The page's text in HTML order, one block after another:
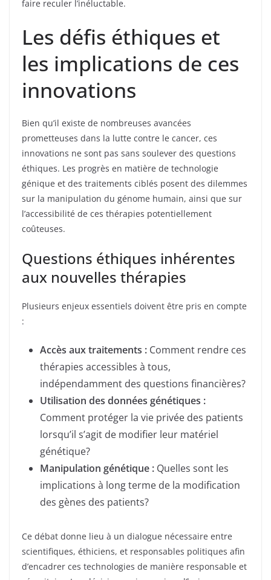
faire reculer l’inéluctable.
Les défis éthiques et
les implications de ces
innovations
Bien qu’il existe de nombreuses avancées
prometteuses dans la lutte contre le cancer, ces
innovations ne sont pas sans soulever des questions
éthiques. Les progrès en matière de technologie
génique et des traitements ciblés posent des dilemmes
sur la manipulation du génome humain, ainsi que sur
l’accessibilité de ces thérapies potentiellement
coûteuses.
Questions éthiques inhérentes
aux nouvelles thérapies
Plusieurs enjeux essentiels doivent être pris en compte
:
Accès aux traitements : Comment rendre ces
thérapies accessibles à tous,
indépendamment des questions financières?
Utilisation des données génétiques :
Comment protéger la vie privée des patients
lorsqu’il s’agit de modifier leur matériel
génétique?
Manipulation génétique : Quelles sont les
implications à long terme de la modification
des gènes des patients?
Ce débat donne lieu à un dialogue nécessaire entre
scientifiques, éthiciens, et responsables politiques afin
d’encadrer ces technologies de manière responsable et